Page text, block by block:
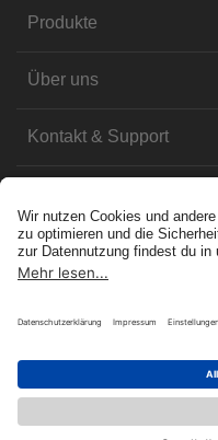
Produkte
Über uns
Kontakt & Support
Datenschutz